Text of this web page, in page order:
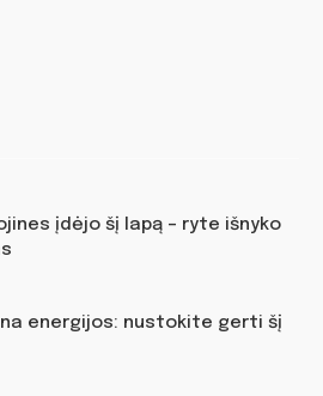
įdėjo šį lapą – ryte išnyko
energijos: nustokite gerti šį